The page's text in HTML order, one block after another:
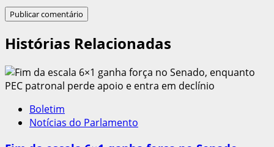
Histórias Relacionadas
Boletim
Notícias do Parlamento